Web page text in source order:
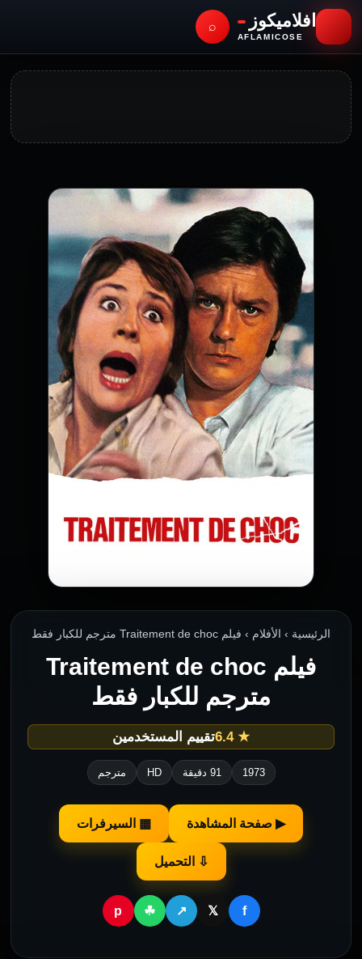
افلاميكوز
AFLAMICOSE
⌕
الرئيسية › الأفلام › فيلم Traitement de choc مترجم للكبار فقط
فيلم Traitement de choc
مترجم للكبار فقط
★ 6.4 تقييم المستخدمين
1973 91 دقيقة HD مترجم
▶ صفحة المشاهدة ▦ السيرفرات
⇩ التحميل
f
𝕏
↗
☘
p